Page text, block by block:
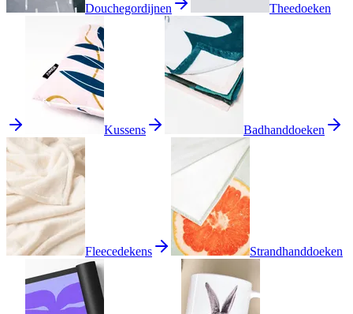
Douchegordijnen Theedoeken
Kussens Badhanddoeken
Fleecedekens Strandhanddoeken